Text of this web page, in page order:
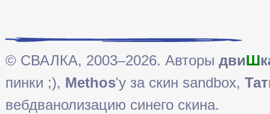
© СВАЛКА, 2003–2026. Авторы двиШ
пинки ;), Methos'у за скин sandbox,
вебдванолизацию синего скина.